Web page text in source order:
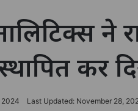
ने
कर
2024
Last Updated: November 28,